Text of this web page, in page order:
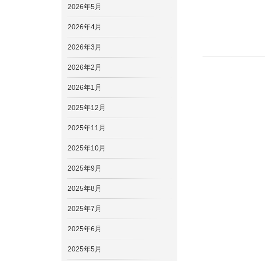
2026年5月
2026年4月
2026年3月
2026年2月
2026年1月
2025年12月
2025年11月
2025年10月
2025年9月
2025年8月
2025年7月
2025年6月
2025年5月